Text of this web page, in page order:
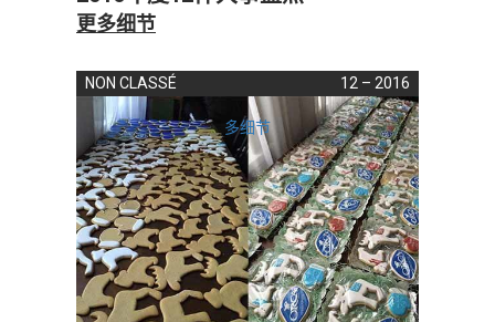
更多细节
NON CLASSÉ 12 – 2016
多细节